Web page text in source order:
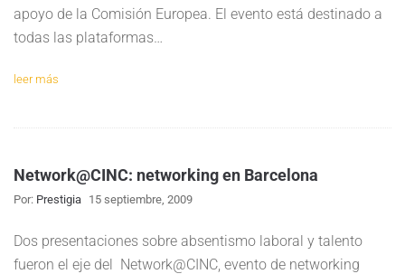
apoyo de la Comisión Europea. El evento está destinado a
todas las plataformas…
leer más
Network@CINC: networking en Barcelona
Por: Prestigia 15 septiembre, 2009
Dos presentaciones sobre absentismo laboral y talento
fueron el eje del Network@CINC, evento de networking